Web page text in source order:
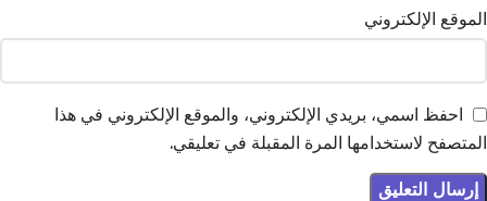
الموقع الإلكتروني
احفظ اسمي، بريدي الإلكتروني، والموقع الإلكتروني في هذا
المتصفح لاستخدامها المرة المقبلة في تعليقي.